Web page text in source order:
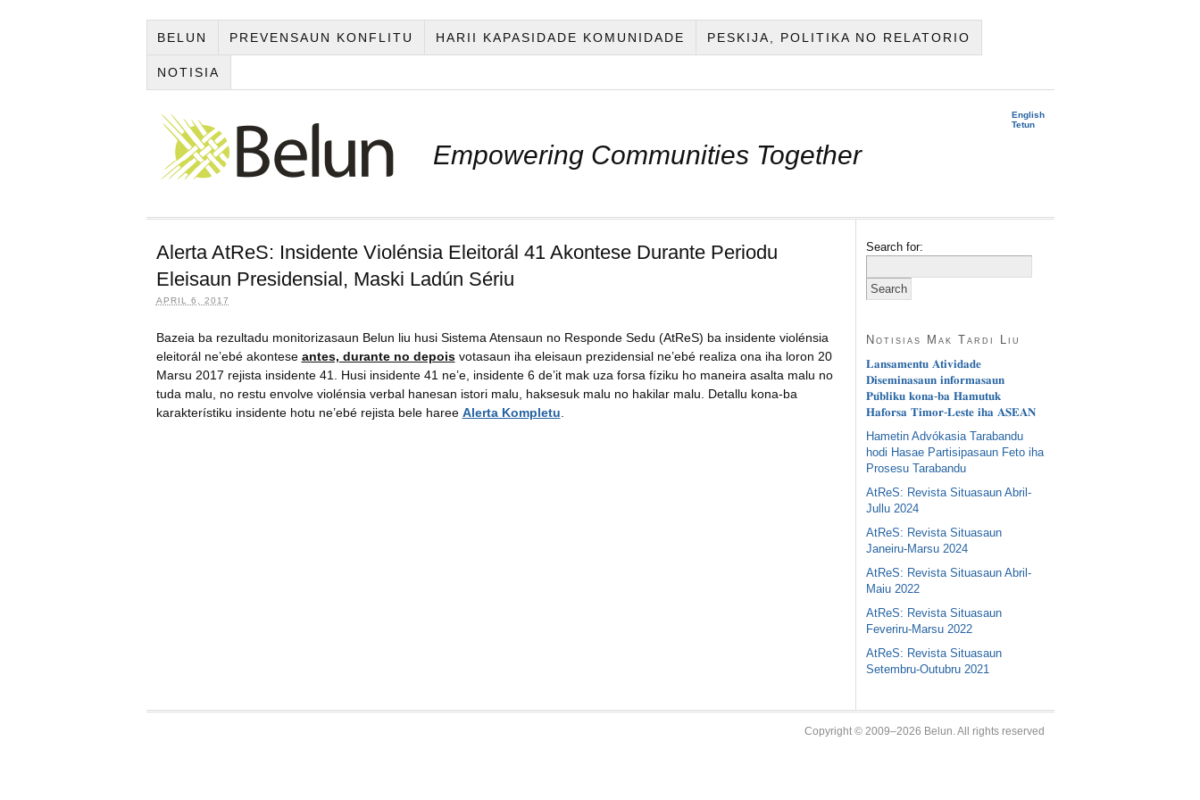
BELUN PREVENSAUN KONFLITU HARII KAPASIDADE KOMUNIDADE PESKIJA, POLITIKA NO RELATORIO
NOTISIA
English
Tetun
Empowering Communities Together
Alerta AtReS: Insidente Violénsia Eleitorál 41 Akontese Durante Periodu
Eleisaun Presidensial, Maski Ladún Sériu
APRIL 6, 2017
Bazeia ba rezultadu monitorizasaun Belun liu husi Sistema Atensaun no Responde Sedu (AtReS) ba insidente violénsia
eleitorál ne’ebé akontese antes, durante no depoisvotasaun iha eleisaun prezidensial ne’ebé realiza ona iha loron 20
Marsu 2017 rejista insidente 41. Husi insidente 41 ne’e, insidente 6 de’it mak uza forsa fíziku ho maneira asalta malu no
tuda malu, no restu envolve violénsia verbal hanesan istori malu, haksesuk malu no hakilar malu. Detallu kona-ba
karakterístiku insidente hotu ne’ebé rejista bele haree Alerta Kompletu
Search for:
Notisias Mak Tardi Liu
𝐋𝐚𝐧𝐬𝐚𝐦𝐞𝐧𝐭𝐮 𝐀𝐭𝐢𝐯𝐢𝐝𝐚𝐝𝐞
𝐃𝐢𝐬𝐞𝐦𝐢𝐧𝐚𝐬𝐚𝐮𝐧 𝐢𝐧𝐟𝐨𝐫𝐦𝐚𝐬𝐚𝐮𝐧
𝐏𝐮́𝐛𝐥𝐢𝐤𝐮 𝐤𝐨𝐧𝐚-𝐛𝐚 𝐇𝐚𝐦𝐮𝐭𝐮𝐤
𝐇𝐚𝐟𝐨𝐫𝐬𝐚 𝐓𝐢𝐦𝐨𝐫-𝐋𝐞𝐬𝐭𝐞 𝐢𝐡𝐚 𝐀𝐒𝐄𝐀𝐍
Hametin Advókasia Tarabandu
hodi Hasae Partisipasaun Feto iha
Prosesu Tarabandu
AtReS: Revista Situasaun Abril-
Jullu 2024
AtReS: Revista Situasaun
Janeiru-Marsu 2024
AtReS: Revista Situasaun Abril-
Maiu 2022
AtReS: Revista Situasaun
Feveriru-Marsu 2022
AtReS: Revista Situasaun
Setembru-Outubru 2021
Copyright © 2009–2026 Belun. All rights reserved